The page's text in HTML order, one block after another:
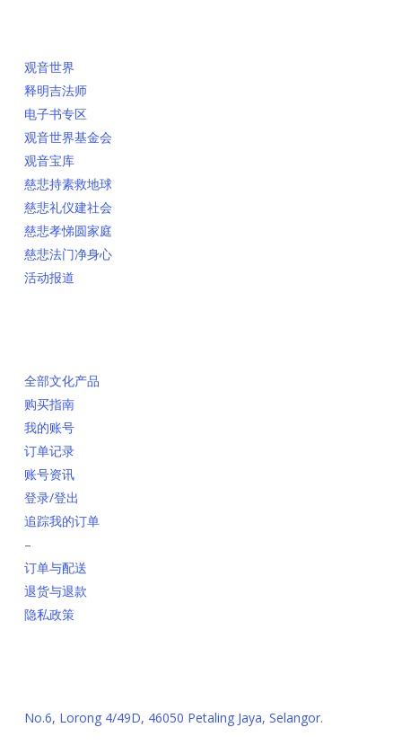
观音世界
释明吉法师
电子书专区
观音世界基金会
观音宝库
慈悲持素救地球
慈悲礼仪建社会
慈悲孝悌圆家庭
慈悲法门净身心
活动报道
全部文化产品
购买指南
我的账号
订单记录
账号资讯
登录/登出
追踪我的订单
–
订单与配送
退货与退款
隐私政策
No.6, Lorong 4/49D, 46050 Petaling Jaya, Selangor.